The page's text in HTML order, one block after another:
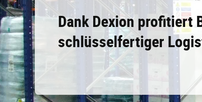
Dank Dexion profitiert
schlüsselfertiger